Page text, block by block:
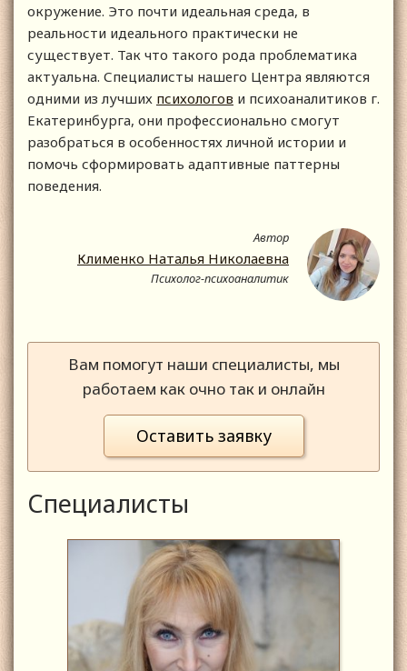
окружение. Это почти идеальная среда, в
реальности идеального практически не
существует. Так что такого рода проблематика
актуальна. Специалисты нашего Центра являются
одними из лучших психологов и психоаналитиков г.
Екатеринбурга, они профессионально смогут
разобраться в особенностях личной истории и
помочь сформировать адаптивные паттерны
поведения.
Автор
Клименко Наталья Николаевна
Психолог-психоаналитик
Вам помогут наши специалисты, мы
работаем как очно так и онлайн
Оставить заявку
Специалисты